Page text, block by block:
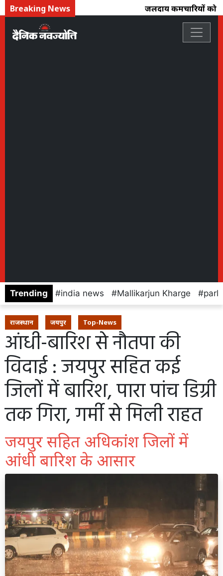
Breaking News जलदाय कर्मचारियों को
Trending india news Mallikarjun Kharge
राजस्थान जयपुर Top-News
आंधी-बारिश से नौतपा की
विदाई : जयपुर सहित कई
जिलों में बारिश, पारा पांच डिग्री
तक गिरा, गर्मी से मिली राहत
जयपुर सहित अधिकांश जिलों में
आंधी बारिश के आसार